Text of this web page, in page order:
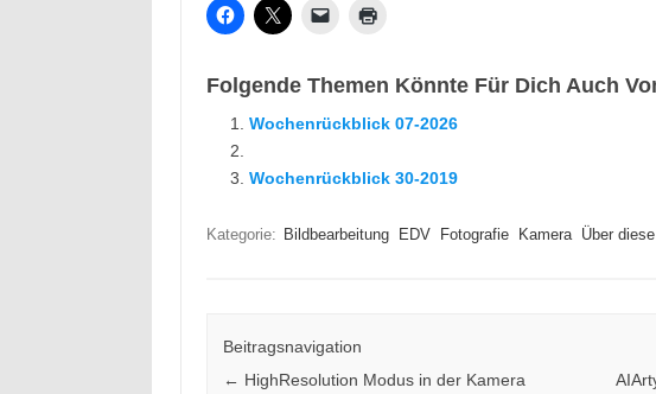
Folgende Themen Könnte Für Dich Auch
Wochenrückblick 07-2026
Wochenrückblick 30-2019
Kategorie: Bildbearbeitung EDV Fotografie Kamera Über
Beitragsnavigation
← HighResolution Modus in der Kamera